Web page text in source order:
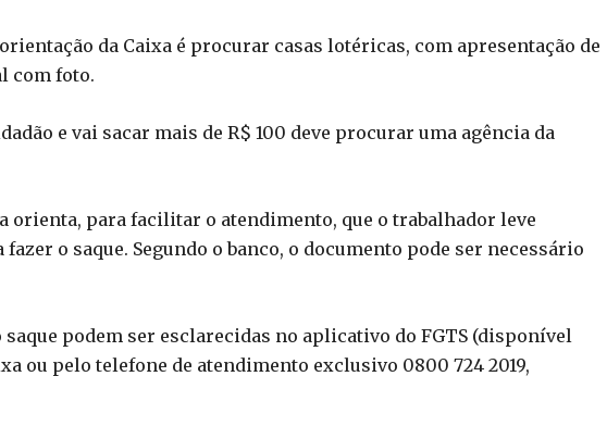
orientação da Caixa é procurar casas lotéricas, com apresentação de
com foto.
e vai sacar mais de R$ 100 deve procurar uma agência da
orienta, para facilitar o atendimento, que o trabalhador leve
o saque. Segundo o banco, o documento pode ser necessário
saque podem ser esclarecidas no aplicativo do FGTS (disponível
ou pelo telefone de atendimento exclusivo 0800 724 2019,